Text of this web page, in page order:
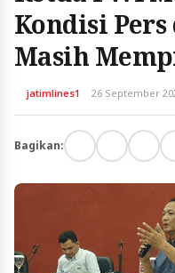
Kondisi
Masih
jatimlines1 26 September
Bagikan: